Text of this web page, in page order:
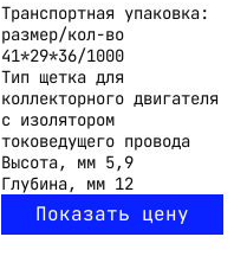
Транспортная упаковка:
размер/кол-во
41*29*36/1000
Тип щетка для
коллекторного двигателя
с изолятором
токоведущего провода
Высота, мм 5,9
Глубина, мм 12
Показать цену